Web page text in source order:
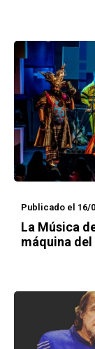
Publicado el 16/
La Música
máquina